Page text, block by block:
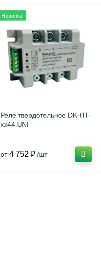
Новинка
Реле твердотельное DK-HT-
хх44.UNI
от 4 752 ₽ /шт